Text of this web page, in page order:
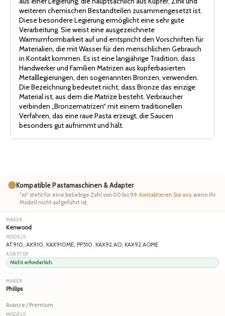
weiteren chemischen Bestandteilen zusammengesetzt ist.
Diese besondere Legierung ermöglicht eine sehr gute
Verarbeitung. Sie weist eine ausgezeichnete
Warmumformbarkeit auf und entspricht den Vorschriften für
Materialien, die mit Wasser für den menschlichen Gebrauch
in Kontakt kommen. Es ist eine langjährige Tradition, dass
Handwerker und Familien Matrizen aus kupferbasierten
Metalllegierungen, den sogenannten Bronzen, verwenden.
Die Bezeichnung bedeutet nicht, dass Bronze das einzige
Material ist, aus dem die Matrize besteht. Verbraucher
verbinden „Bronzematrizen“ mit einem traditionellen
Verfahren, das eine raue Pasta erzeugt, die Saucen
besonders gut aufnimmt und hält.
Kompatible Pastamaschinen & Adapter
"xx" steht für eine beliebige Zahl von 00 bis 99. Kontaktieren Sie uns , wenn Ihr
Modell nicht aufgeführt ist.
Kenwood
AT910, AX910, KAX910ME, PP510, KAX92.AO, KAX92.AOME
Nicht erforderlich
Philips
Avance / Premium